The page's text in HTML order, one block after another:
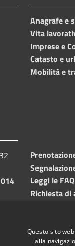
Anagrafe e
Vita
Imprese e
Catasto e
Mobilità e
Leggi le FAQ
Richiesta di
Questo sito
alla